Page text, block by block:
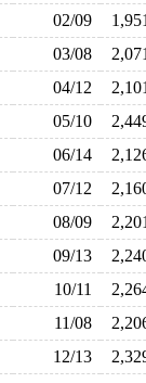
02/09
03/08
04/12
05/10
06/14
07/12
08/09
09/13
10/11
11/08
12/13